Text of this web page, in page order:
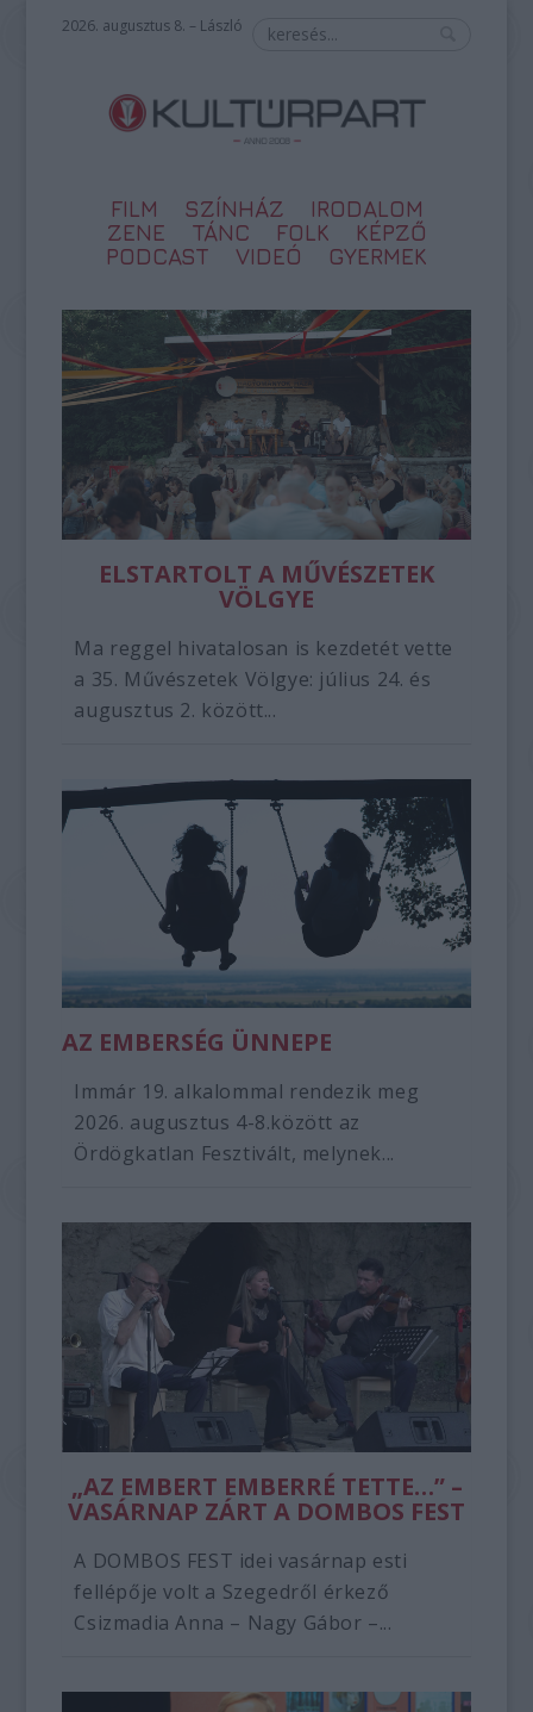
2026. augusztus 8. – László
FILM SZÍNHÁZ
IRODALOM
ZENE
TÁNC FOLK
KÉPZŐ
PODCAST
VIDEÓ GYERMEK
ELSTARTOLT A MŰVÉSZETEK
VÖLGYE
Ma reggel hivatalosan is kezdetét vette
a 35. Művészetek Völgye: július 24. és
augusztus 2. között...
AZ EMBERSÉG ÜNNEPE
Immár 19. alkalommal rendezik meg
2026. augusztus 4-8.között az
Ördögkatlan Fesztivált, melynek...
„AZ EMBERT EMBERRÉ TETTE…” –
VASÁRNAP ZÁRT A DOMBOS FEST
A DOMBOS FEST idei vasárnap esti
fellépője volt a Szegedről érkező
Csizmadia Anna – Nagy Gábor –...